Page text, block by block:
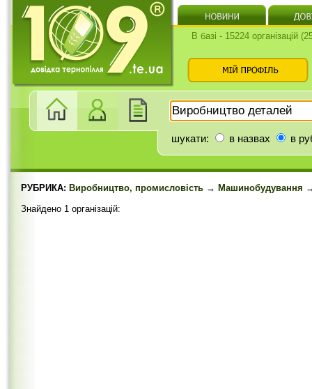
В базі - 15224 організацій
шукати: в назвах в
РУБРИКА: Виробництво, промисловість → Машинобудування
Знайдено 1 організацій: